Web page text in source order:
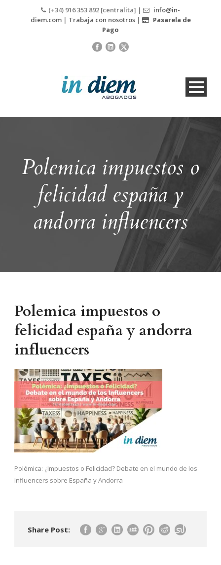
(+34) 916 353 892 [centralita] |
info@in-
diem.com| Trabaja con nosotros|
Pasarela de
Pago
Polemica impuestos o
felicidad españa y
andorra influencers
Polemica impuestos o
felicidad españa y andorra
influencers
Polémica: ¿Impuestos o Felicidad? Debate en el mundo de los
Influencers sobre España y Andorra
Share Post: